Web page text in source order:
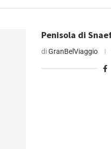
Penisola di
diGranBelViaggio